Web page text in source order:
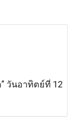
วันอาทิตย์ที่ 12